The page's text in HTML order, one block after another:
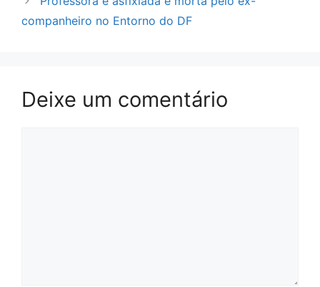
companheiro no Entorno do DF
Deixe um comentário